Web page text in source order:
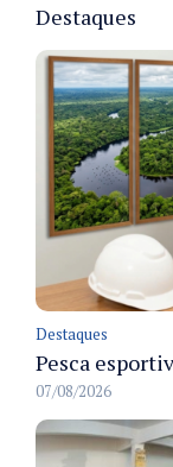
Destaques
Destaques
07/08/2026